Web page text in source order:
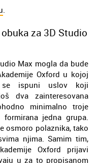
.
za 3D Studio
Max mogla da bude
Oxford u kojoj
ispuni uslov koji
dva zainteresovana
minimalno troje
jedna grupa.
osmoro polaznika, tako
njima. Samim tim,
Oxford prijavi
u za to propisanom